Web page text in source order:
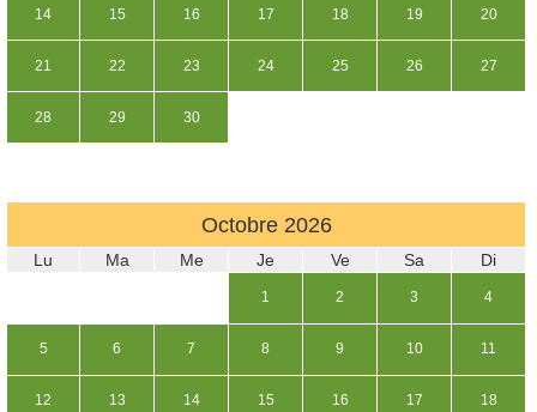
14 15 16 17 18 19 20
21 22 23 24 25 26 27
28 29 30
Octobre 2026
Lu Ma Me Je Ve Sa Di
1 2 3 4
5 6 7 8 9 10 11
12 13 14 15 16 17 18